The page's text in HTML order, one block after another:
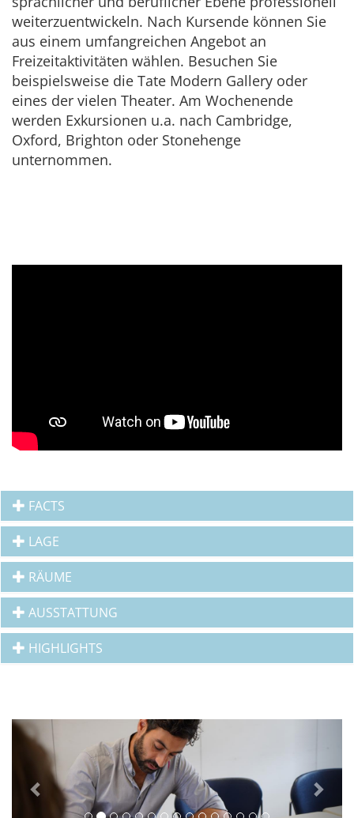
weiterzuentwickeln. Nach Kursende können Sie
aus einem umfangreichen Angebot an
Freizeitaktivitäten wählen. Besuchen Sie
beispielsweise die Tate Modern Gallery oder
eines der vielen Theater. Am Wochenende
werden Exkursionen u.a. nach Cambridge,
Oxford, Brighton oder Stonehenge
unternommen.
FACTS
LAGE
RÄUME
AUSSTATTUNG
HIGHLIGHTS
Previous